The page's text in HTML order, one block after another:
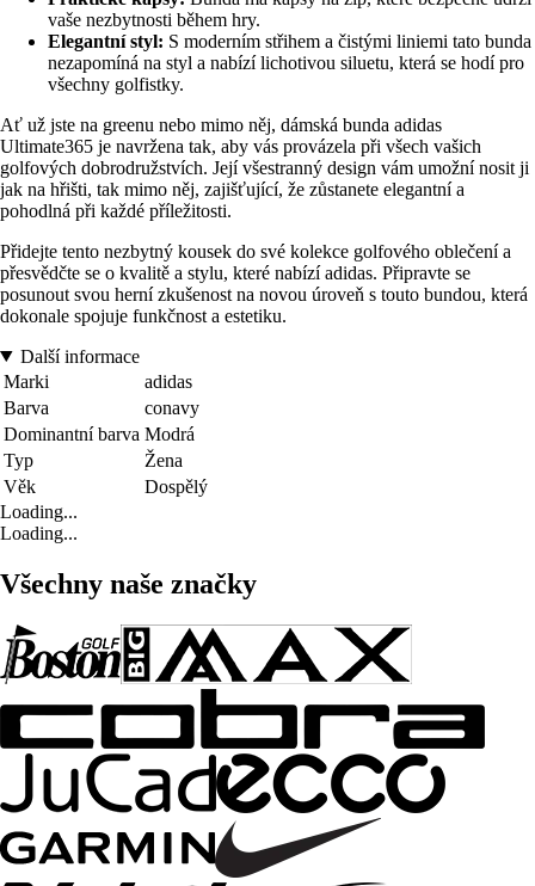
vaše nezbytnosti během hry.
Elegantní styl: S moderním střihem a čistými liniemi tato bunda
nezapomíná na styl a nabízí lichotivou siluetu, která se hodí pro
všechny golfistky.
Ať už jste na greenu nebo mimo něj, dámská bunda adidas
Ultimate365 je navržena tak, aby vás provázela při všech vašich
golfových dobrodružstvích. Její všestranný design vám umožní nosit ji
jak na hřišti, tak mimo něj, zajišťující, že zůstanete elegantní a
pohodlná při každé příležitosti.
Přidejte tento nezbytný kousek do své kolekce golfového oblečení a
přesvědčte se o kvalitě a stylu, které nabízí adidas. Připravte se
posunout svou herní zkušenost na novou úroveň s touto bundou, která
dokonale spojuje funkčnost a estetiku.
Další informace
Marki
adidas
Barva
conavy
Dominantní barva Modrá
Typ
Žena
Věk
Dospělý
Loading...
Loading...
Všechny naše značky